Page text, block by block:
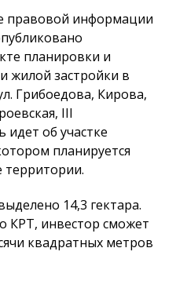
правовой информации
планировки и
жилой застройки в
Грибоедова, Кирова,
III
идет об участке
планируется
территории.
14,3 гектара.
КРТ, инвестор сможет
квадратных метров